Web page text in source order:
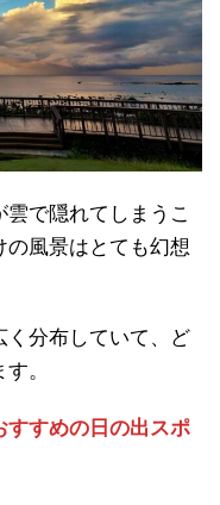
で隠れてしまうこ
の風景はとても幻想
く分布していて、ど
。
すすめの日の出スポ